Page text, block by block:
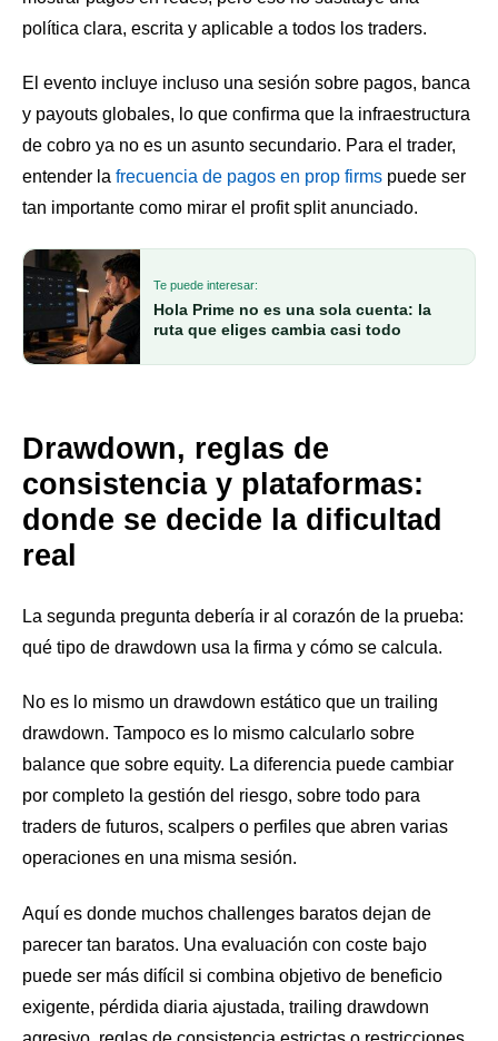
política clara, escrita y aplicable a todos los traders.
El evento incluye incluso una sesión sobre pagos, banca
y payouts globales, lo que confirma que la infraestructura
de cobro ya no es un asunto secundario. Para el trader,
entender la frecuencia de pagos en prop firms puede ser
tan importante como mirar el profit split anunciado.
Te puede interesar:
Hola Prime no es una sola cuenta: la
ruta que eliges cambia casi todo
Drawdown, reglas de
consistencia y plataformas:
donde se decide la dificultad
real
La segunda pregunta debería ir al corazón de la prueba:
qué tipo de drawdown usa la firma y cómo se calcula.
No es lo mismo un drawdown estático que un trailing
drawdown. Tampoco es lo mismo calcularlo sobre
balance que sobre equity. La diferencia puede cambiar
por completo la gestión del riesgo, sobre todo para
traders de futuros, scalpers o perfiles que abren varias
operaciones en una misma sesión.
Aquí es donde muchos challenges baratos dejan de
parecer tan baratos. Una evaluación con coste bajo
puede ser más difícil si combina objetivo de beneficio
exigente, pérdida diaria ajustada, trailing drawdown